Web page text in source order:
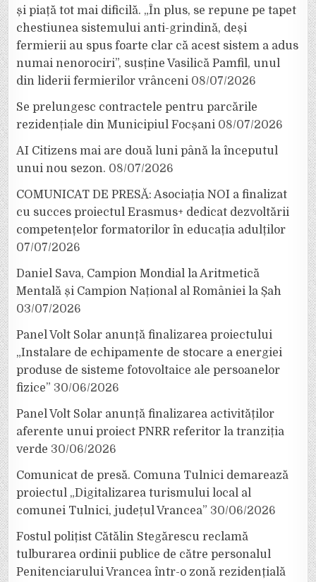
și piață tot mai dificilă. „În plus, se repune pe tapet
chestiunea sistemului anti-grindină, deși
fermierii au spus foarte clar că acest sistem a adus
numai nenorociri”, susține Vasilică Pamfil, unul
din liderii fermierilor vrânceni 08/07/2026
Se prelungesc contractele pentru parcările
rezidențiale din Municipiul Focșani 08/07/2026
AI Citizens mai are două luni până la începutul
unui nou sezon. 08/07/2026
COMUNICAT DE PRESĂ: Asociația NOI a finalizat
cu succes proiectul Erasmus+ dedicat dezvoltării
competențelor formatorilor în educația adulților
07/07/2026
Daniel Sava, Campion Mondial la Aritmetică
Mentală și Campion Național al României la Șah
03/07/2026
Panel Volt Solar anunță finalizarea proiectului
„Instalare de echipamente de stocare a energiei
produse de sisteme fotovoltaice ale persoanelor
fizice” 30/06/2026
Panel Volt Solar anunță finalizarea activităților
aferente unui proiect PNRR referitor la tranziția
verde 30/06/2026
Comunicat de presă. Comuna Tulnici demarează
proiectul „Digitalizarea turismului local al
comunei Tulnici, județul Vrancea” 30/06/2026
Fostul polițist Cătălin Stegărescu reclamă
tulburarea ordinii publice de către personalul
Penitenciarului Vrancea într-o zonă rezidențială